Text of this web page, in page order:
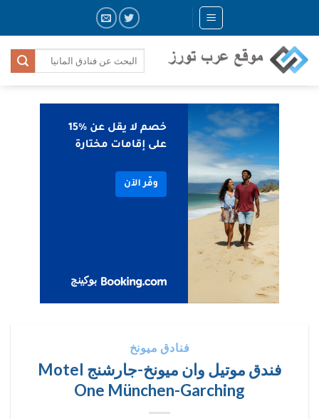
content
فنادق ميونخ
فندق موتيل وان ميونخ-جارشنج Motel
One München-Garching